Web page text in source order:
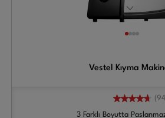
Vestel Kıyma
3 Farklı Boyutta